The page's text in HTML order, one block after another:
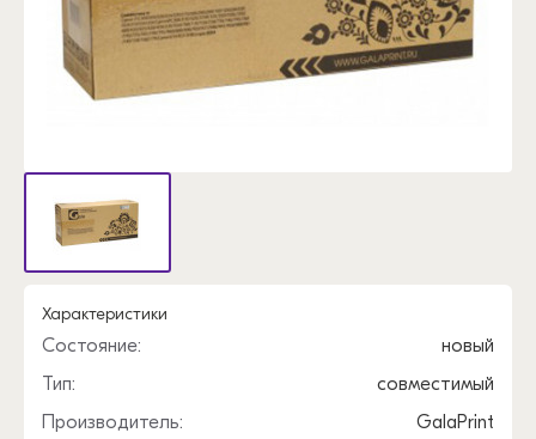
Характеристики
Состояние:
новый
Тип:
совместимый
Производитель:
GalaPrint